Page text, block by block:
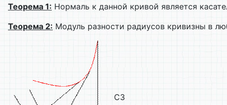
Теорема 1: Нормаль к данной кривой является
Теорема 2: Модуль разности радиусов кривизны в
С3